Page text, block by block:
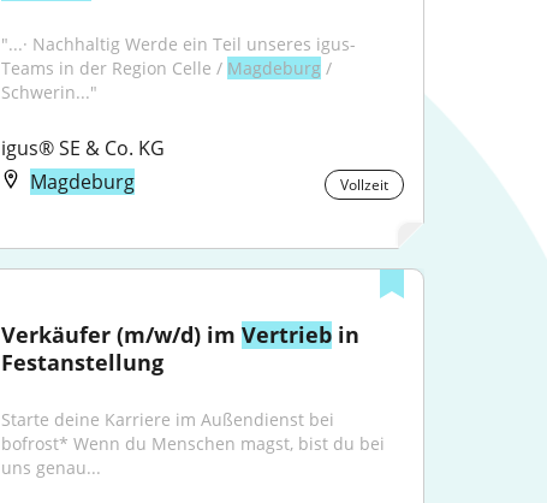
"...· Nachhaltig Werde ein Teil unseres igus-
Teams in der Region Celle / Magdeburg /
Schwerin..."
igus® SE & Co. KG
Magdeburg
Vollzeit
Verkäufer (m/w/d) im Vertrieb in
Festanstellung
Starte deine Karriere im Außendienst bei
bofrost* Wenn du Menschen magst, bist du bei
uns genau...